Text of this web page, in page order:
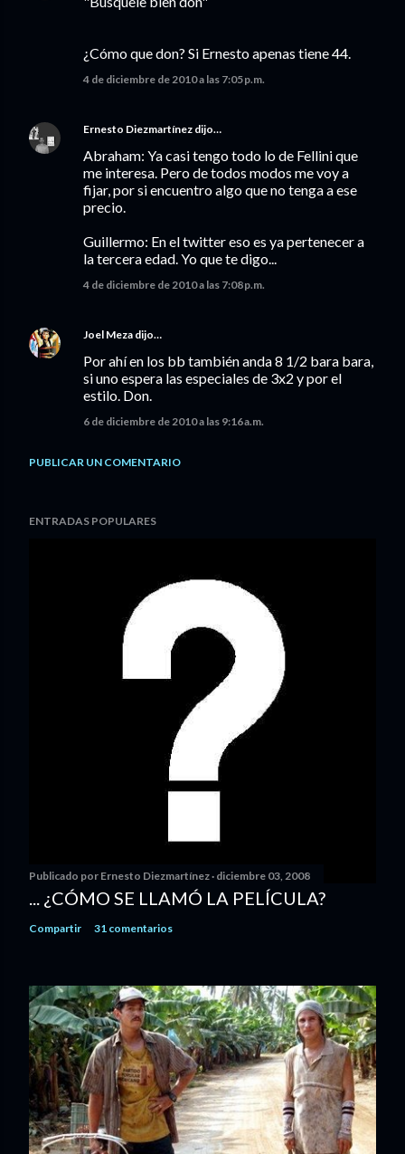
¿Cómo que don? Si Ernesto apenas tiene 44.
4 de diciembre de 2010 a las 7:05 p.m.
Ernesto Diezmartínez dijo…
Abraham: Ya casi tengo todo lo de Fellini que
me interesa. Pero de todos modos me voy a
fijar, por si encuentro algo que no tenga a ese
precio.
Guillermo: En el twitter eso es ya pertenecer a
la tercera edad. Yo que te digo...
4 de diciembre de 2010 a las 7:08 p.m.
Joel Meza dijo…
Por ahí en los bb también anda 8 1/2 bara bara,
si uno espera las especiales de 3x2 y por el
estilo. Don.
6 de diciembre de 2010 a las 9:16 a.m.
PUBLICAR UN COMENTARIO
ENTRADAS POPULARES
Publicado por Ernesto Diezmartínez diciembre 03, 2008
... ¿CÓMO SE LLAMÓ LA PELÍCULA?
Compartir 31 comentarios